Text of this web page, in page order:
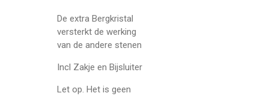
De extra Bergkristal
versterkt de werking
van de andere stenen
Incl Zakje en Bijsluiter
Let op. Het is geen